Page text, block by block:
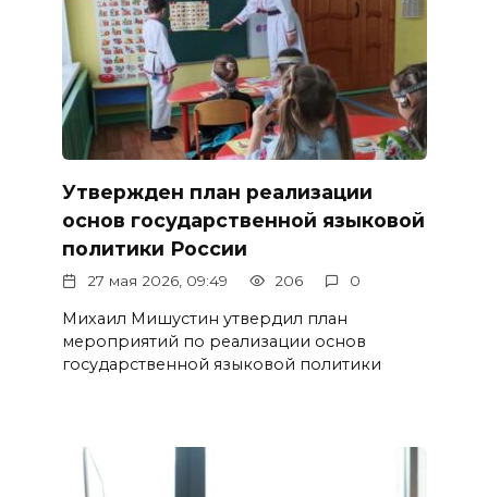
Утвержден план реализации
основ государственной языковой
политики России
27 мая 2026, 09:49 206 0
Михаил Мишустин утвердил план
мероприятий по реализации основ
государственной языковой политики